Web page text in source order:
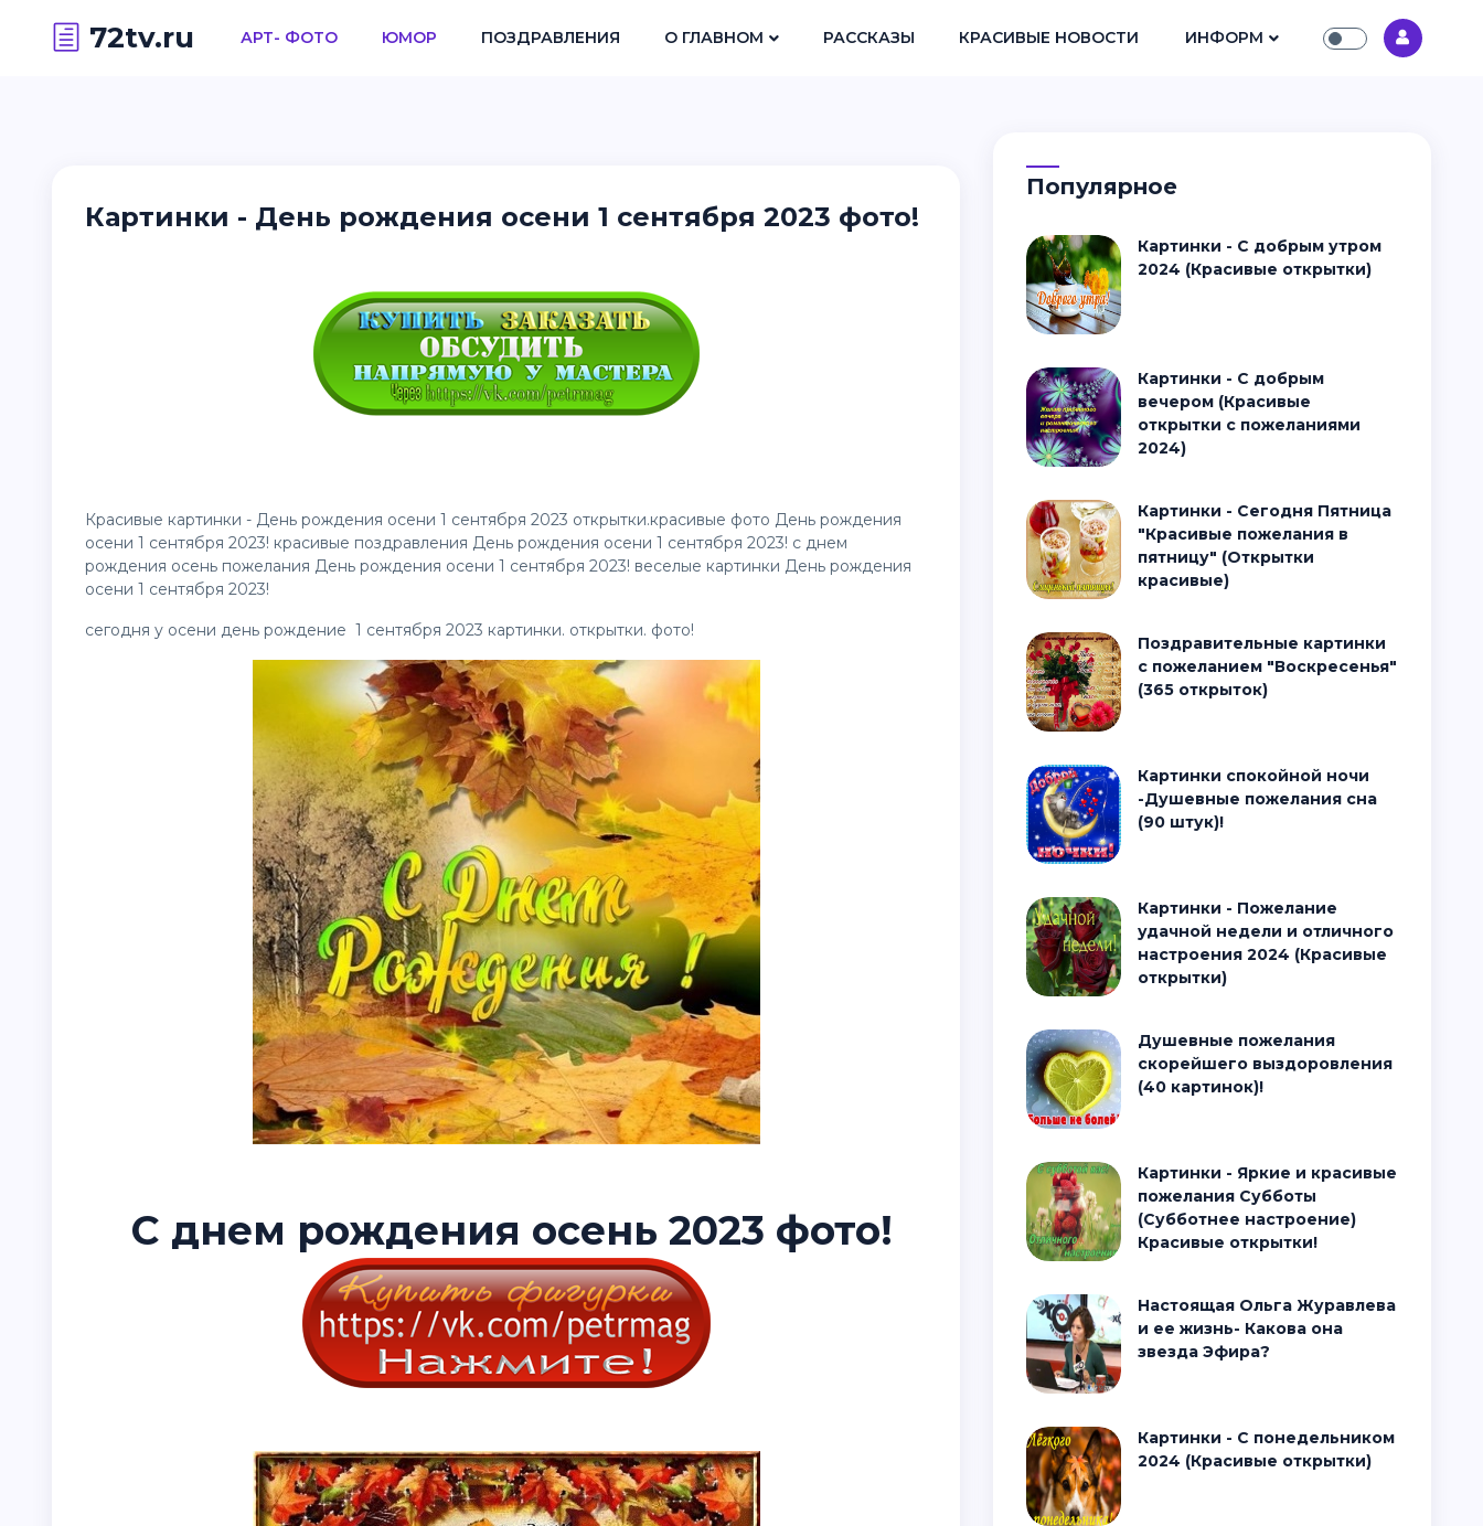
72tv.ru АРТ- ФОТО ЮМОР ПОЗДРАВЛЕНИЯ О ГЛАВНОМ РАССКАЗЫ КРАСИВЫЕ НОВОСТИ ИНФОРМ
Картинки - День рождения осени 1 сентября 2023 фото!
Красивые картинки - День рождения осени 1 сентября 2023 открытки.красивые фото День рождения
осени 1 сентября 2023! красивые поздравления День рождения осени 1 сентября 2023! с днем
рождения осень пожелания День рождения осени 1 сентября 2023! веселые картинки День рождения
осени 1 сентября 2023!
сегодня у осени день рождение 1 сентября 2023 картинки. открытки. фото!
С днем рождения осень 2023 фото!
Популярное
Картинки - С добрым утром
2024 (Красивые открытки)
Картинки - С добрым
вечером (Красивые
открытки с пожеланиями
2024)
Картинки - Сегодня Пятница
"Красивые пожелания в
пятницу" (Открытки
красивые)
Поздравительные картинки
с пожеланием "Воскресенья"
(365 открыток)
Картинки спокойной ночи
-Душевные пожелания сна
(90 штук)!
Картинки - Пожелание
удачной недели и отличного
настроения 2024 (Красивые
открытки)
Душевные пожелания
скорейшего выздоровления
(40 картинок)!
Картинки - Яркие и красивые
пожелания Субботы
(Субботнее настроение)
Красивые открытки!
Настоящая Ольга Журавлева
и ее жизнь- Какова она
звезда Эфира?
Картинки - С понедельником
2024 (Красивые открытки)